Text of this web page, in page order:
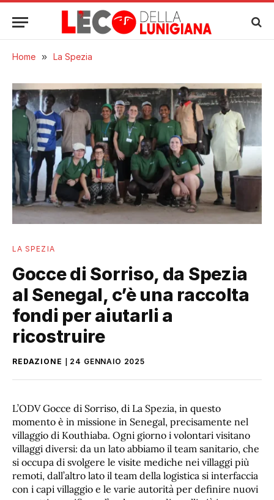
Home » La Spezia
LA SPEZIA
Gocce di Sorriso, da Spezia
al Senegal, c’è una raccolta
fondi per aiutarli a
ricostruire
REDAZIONE 24 GENNAIO 2025
L’ODV Gocce di Sorriso, di La Spezia, in questo
momento è in missione in Senegal, precisamente nel
villaggio di Kouthiaba. Ogni giorno i volontari visitano
villaggi diversi: da un lato abbiamo il team sanitario, che
si occupa di svolgere le visite mediche nei villaggi più
remoti, dall’altro lato il team della logistica si interfaccia
con i capi villaggio e le varie autorità per definire nuovi